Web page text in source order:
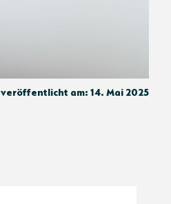
veröffentlicht am: 14. Mai 2025